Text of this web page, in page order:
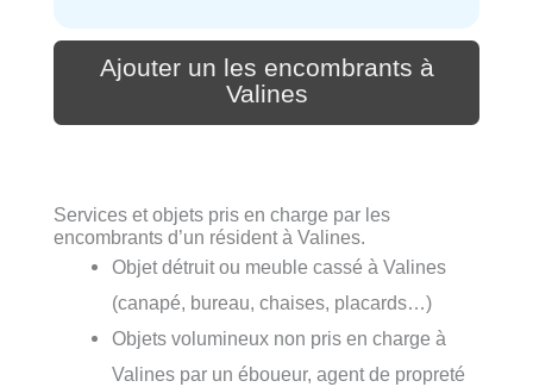
Ajouter un les encombrants à
Valines
Services et objets pris en charge par les
encombrants d’un résident à Valines.
Objet détruit ou meuble cassé à Valines
(canapé, bureau, chaises, placards…)
Objets volumineux non pris en charge à
Valines par un éboueur, agent de propreté